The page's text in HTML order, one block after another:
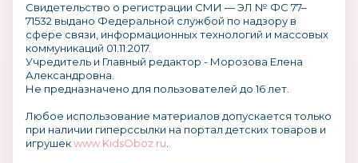
Свидетельство о регистрации СМИ — ЭЛ № ФС 77–
71532 выдано Федеральной службой по надзору в
сфере связи, информационных технологий и массовых
коммуникаций 01.11.2017.
Учредитель и Главный редактор - Морозова Елена
Александровна.
Не предназначено для пользователей до 16 лет.
Любое использование материалов допускается только
при наличии гиперссылки на портал детских товаров и
игрушекwww.KidsOboz.ru